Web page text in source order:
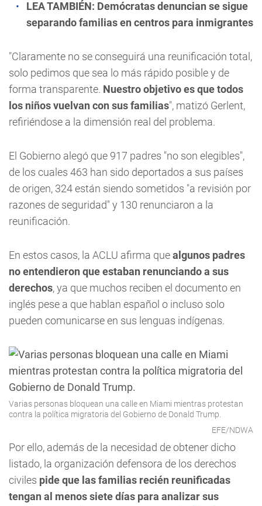
LEA TAMBIÉN: Demócratas denuncian se sigue
separando familias en centros para inmigrantes
"Claramente no se conseguirá una reunificación total,
solo pedimos que sea lo más rápido posible y de
forma transparente. Nuestro objetivo es que todos
los niños vuelvan con sus familias", matizó Gerlent,
refiriéndose a la dimensión real del problema.
El Gobierno alegó que 917 padres "no son elegibles",
de los cuales 463 han sido deportados a sus países
de origen, 324 están siendo sometidos "a revisión por
razones de seguridad" y 130 renunciaron a la
reunificación.
En estos casos, la ACLU afirma quealgunos padres
no entendieron que estaban renunciando a sus
derechos, ya que muchos reciben el documento en
inglés pese a que hablan español o incluso solo
pueden comunicarse en sus lenguas indígenas.
Varias personas bloquean una calle en Miami mientras protestan
contra la política migratoria del Gobierno de Donald Trump.
EFE/NDWA
Por ello, además de la necesidad de obtener dicho
listado, la organización defensora de los derechos
civiles pide que las familias recién reunificadas
tengan al menos siete días para analizar sus